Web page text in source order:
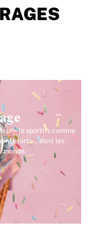
sportifs comme
forts... dont les
monde.